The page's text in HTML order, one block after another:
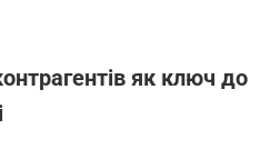
як ключ до